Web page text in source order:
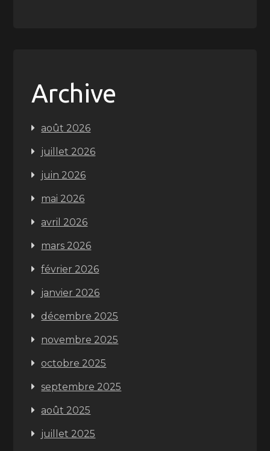
Archive
août 2026
juillet 2026
juin 2026
mai 2026
avril 2026
mars 2026
février 2026
janvier 2026
décembre 2025
novembre 2025
octobre 2025
septembre 2025
août 2025
juillet 2025